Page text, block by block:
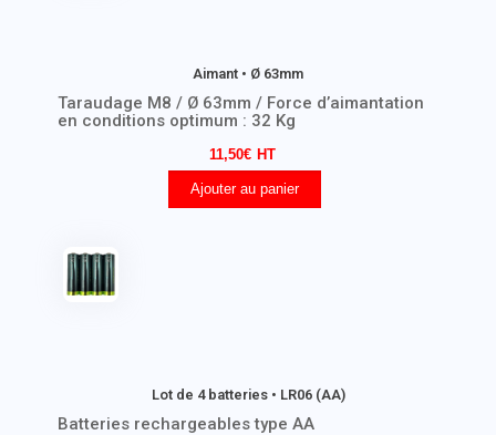
Aimant • Ø 63mm
Taraudage M8 / Ø 63mm / Force d’aimantation
en conditions optimum : 32 Kg
11,50€
Ajouter au panier
Lot de 4 batteries • LR06 (AA)
Batteries rechargeables type AA